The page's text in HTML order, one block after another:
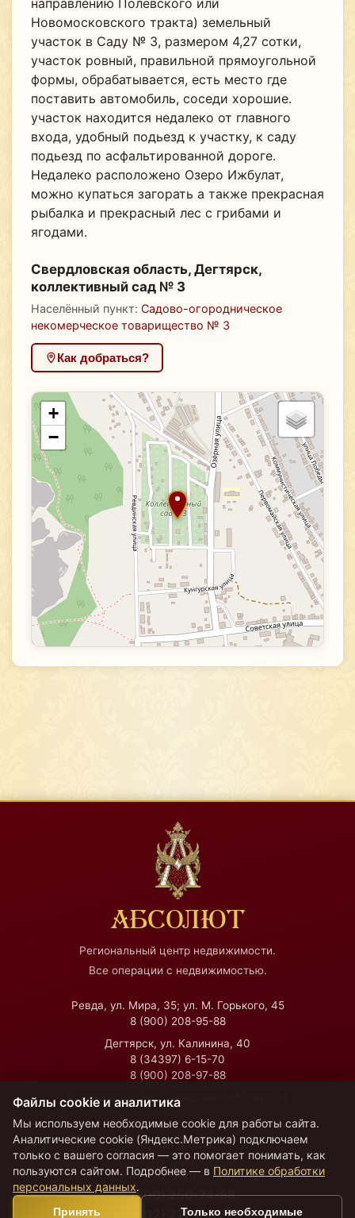
направлению Полевского или
Новомосковского тракта) земельный
участок в Саду № 3, размером 4,27 сотки,
участок ровный, правильной прямоугольной
формы, обрабатывается, есть место где
поставить автомобиль, соседи хорошие.
участок находится недалеко от главного
входа, удобный подьезд к участку, к саду
подьезд по асфальтированной дороге.
Недалеко расположено Озеро Ижбулат,
можно купаться загорать а также прекрасная
рыбалка и прекрасный лес с грибами и
ягодами.
Свердловская область, Дегтярск,
коллективный сад № 3
Населённый пункт: Садово-огородническое
некомерческое товарищество № 3
Как добраться?
+
−
АБСОЛЮТ
Региональный центр недвижимости.
Все операции с недвижимостью.
Ревда, ул. Мира, 35; ул. М. Горького, 45
8 (900) 208-95-88
Дегтярск, ул. Калинина, 40
8 (34397) 6-15-70
8 (900) 208-97-88
Екатеринбург, ул. Посадская, 45, офис 14
Время работы
Пн — Пт:
09:00–18:00
Сб — Вс:11:00–17:00
8 (800) 250-74-88
8 (912) 211-44-77
Файлы cookie и аналитика
Мы используем необходимые cookie для работы сайта.
Аналитические cookie (Яндекс.Метрика) подключаем
только с вашего согласия — это помогает понимать, как
пользуются сайтом. Подробнее — в Политике обработки
персональных данных.
Принять Только необходимые